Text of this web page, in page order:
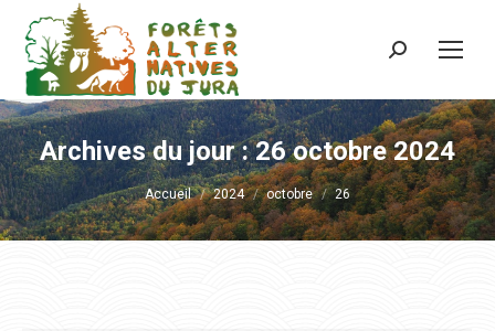
Recherche
Archives du jour :26 octobre 2024
Vous êtes ici :
Accueil 2024 octobre 26